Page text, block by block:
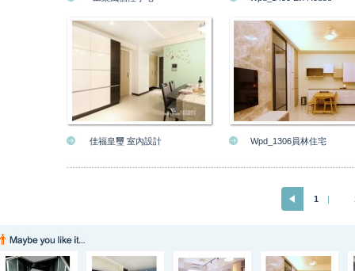
佳福皇璽 室內設計 Wpd_1306員林住宅
1 |